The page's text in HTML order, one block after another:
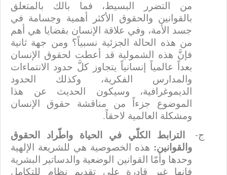
من التضرر البسيط، فما بالك بالمتعلق
بالقوانين والحقوق الأكثر أهمية وجسامة في
جسد الأمة، وفي علاقة الإنسان بقضايا هي أهم
من هذه الحالة الجزئية نسبياً؟ ومن جهة ثانية
فإنَّ هذه الشمولية قد أعطت لحقوق الإنسان
بعداً عالمياً إنسانياً يتجاوز كلَّ حدود الانتماءات
والمدارس الفكرية، وكذلك الحدود
الديموغرافية، وسيكون الحديث عن هذا
الموضوع جزءاً من مناقشة حقوق الإنسان
ومشكلة العالمية لاحقاً.
‌ج-
الترابط الكلّي في الحياة واطّراد الحقوق
والقوانين: هذه الخصوصية هي للشريعة الإلهية
وحدها وأمّا القوانين الوضعية والدساتير البشرية
فإنها غير قادرة على تقديم نظام للتكامل